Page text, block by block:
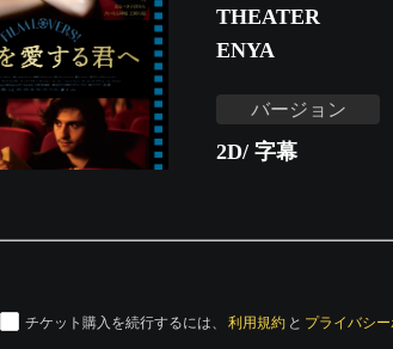
THEATER
ENYA
バージョン
2D/ 字幕
チケット購入を続行するには、 利用規約 と プライバシ